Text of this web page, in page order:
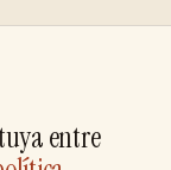
entre